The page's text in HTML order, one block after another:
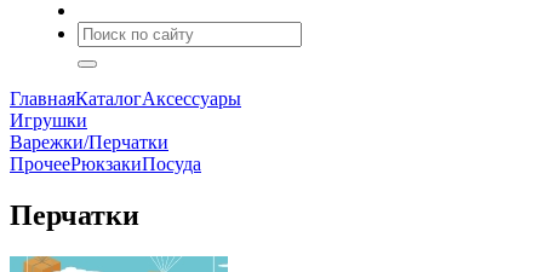
ГлавнаяКаталогАксессуары
Игрушки
Варежки/Перчатки
ПрочееРюкзакиПосуда
Перчатки